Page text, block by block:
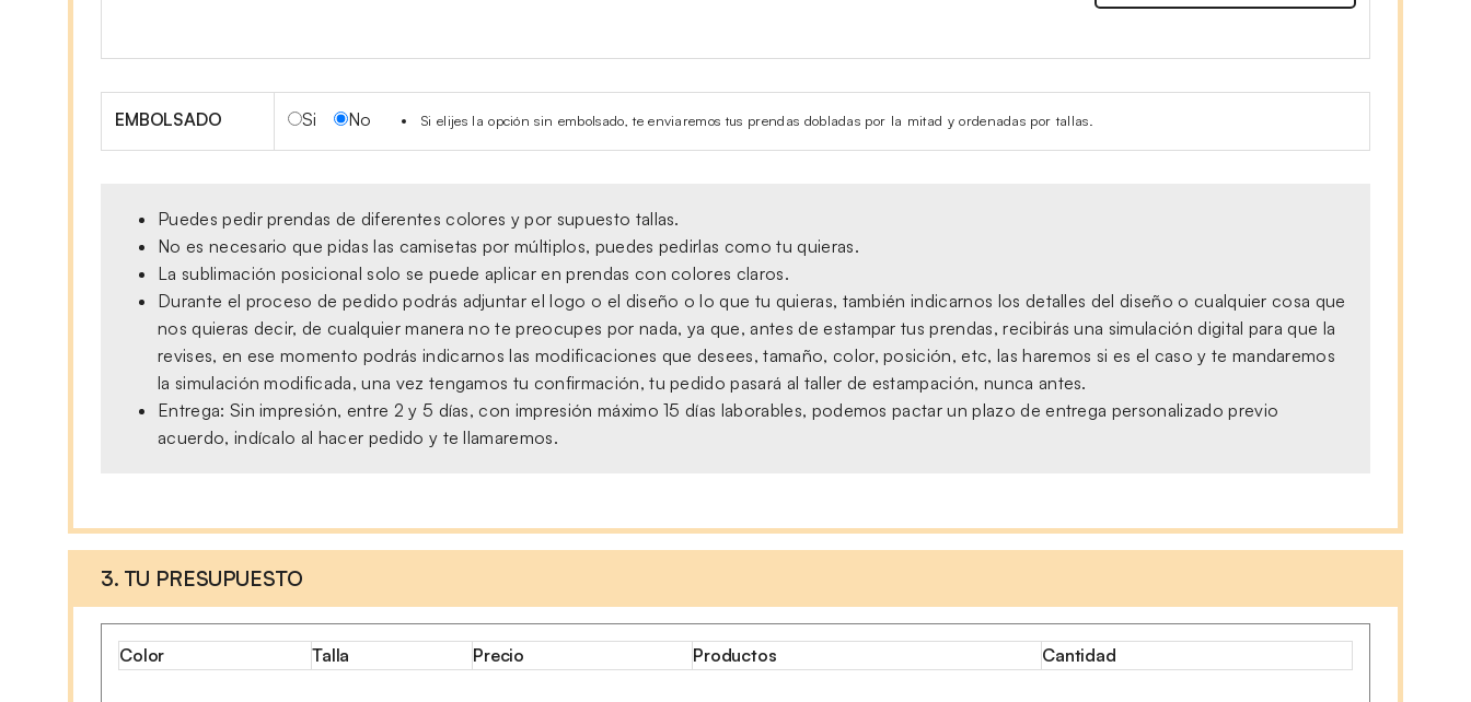
EMBOLSADO Si No Si elijes la opción sin embolsado, te enviaremos tus prendas dobladas por la mitad y ordenadas por tallas.
Puedes pedir prendas de diferentes colores y por supuesto tallas.
No es necesario que pidas las camisetas por múltiplos, puedes pedirlas como tu quieras.
La sublimación posicional solo se puede aplicar en prendas con colores claros.
Durante el proceso de pedido podrás adjuntar el logo o el diseño o lo que tu quieras, también indicarnos los detalles del diseño o cualquier cosa que
nos quieras decir, de cualquier manera no te preocupes por nada, ya que, antes de estampar tus prendas, recibirás una simulación digital para que la
revises, en ese momento podrás indicarnos las modificaciones que desees, tamaño, color, posición, etc, las haremos si es el caso y te mandaremos
la simulación modificada, una vez tengamos tu confirmación, tu pedido pasará al taller de estampación, nunca antes.
Entrega: Sin impresión, entre 2 y 5 días, con impresión máximo 15 días laborables, podemos pactar un plazo de entrega personalizado previo
acuerdo, indícalo al hacer pedido y te llamaremos.
3. TU PRESUPUESTO
Color Talla Precio Productos Cantidad